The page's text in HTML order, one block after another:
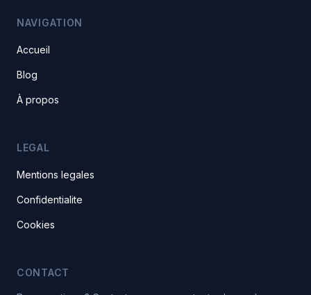
NAVIGATION
Accueil
Blog
À propos
LEGAL
Mentions legales
Confidentialite
Cookies
CONTACT